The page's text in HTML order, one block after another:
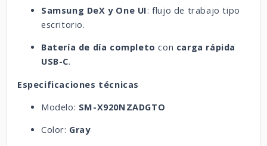
Samsung DeX y One UI: flujo de trabajo tipo
escritorio.
Batería de día completo con carga rápida
USB-C.
Especificaciones técnicas
Modelo: SM-X920NZADGTO
Color: Gray